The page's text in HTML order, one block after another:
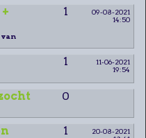
1
09-08-2021
14:50
1
11-06-2021
19:54
0
1
20-08-2021